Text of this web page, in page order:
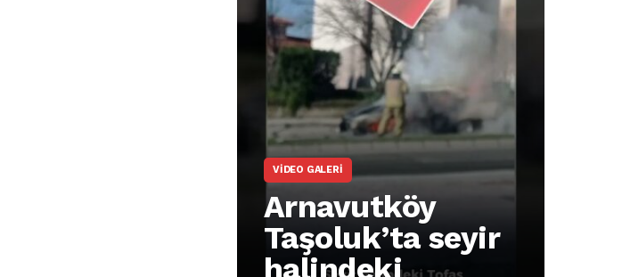
VIDEO GALERI
Arnavutköy
Taşoluk’ta seyir
halindeki